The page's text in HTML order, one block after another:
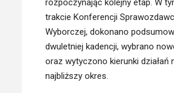
rozpoczynając kolejny etap. W
trakcie Konferencji
Wyborczej, dokonano
dwuletniej kadencji, wybrano
oraz wytyczono kierunki działań
najbliższy okres.